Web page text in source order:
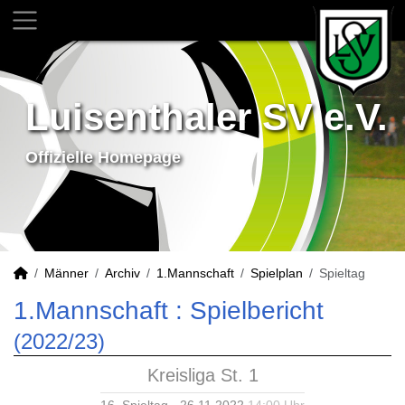
Luisenthaler SV e.V.
Offizielle Homepage
Männer Archiv 1.Mannschaft Spielplan Spieltag
1.Mannschaft : Spielbericht
(2022/23)
Kreisliga St. 1